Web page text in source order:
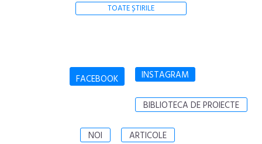
TOATE ȘTIRILE
FACEBOOK INSTAGRAM
BIBLIOTECA DE PROIECTE
NOI ARTICOLE